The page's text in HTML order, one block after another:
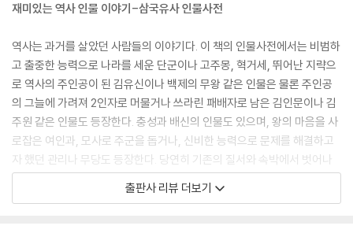
능력을 바탕으로 신성성과 정통성을 활용하여 국가를 세웠다.
--- p.19
삼국유사에 등장하는 인물 가운데는 뛰어난 지략을 가진 전략가적 인물들
이 있다. 이들은 자신들의 지략을 활용해 정권을 장악하기도 하고, 때로는
최고의 정치세력으로 등장하기도 한다. 한편으로는 국익을 위해 적국을 활
용하는 대범함을 보이기도 한다. 자신이 처한 어려운 상황을 극복하기 위
해 명운을 건 한판의 승부, 이것이 지략이다.
재미있는 역사 인물 이야기-삼국유사 인물사전
역사는 과거를 살았던 사람들의 이야기다. 이 책의 인물사전에서는 비범하
고 출중한 능력으로 나라를 세운 단군이나 고주몽, 혁거세, 뛰어난 지략으
로 역사의 주인공이 된 김유신이나 백제의 무왕 같은 인물은 물론 주인공
의 그늘에 가려져 2인자로 머물거나 쓰라린 패배자로 남은 김인문이나 김
주원 같은 인물도 등장한다. 충성과 배신의 인물도 있으며, 왕의 마음을 사
로잡은 여인과, 모사로 주군을 돕거나, 신비한 능력으로 문제를 해결하고
자 했던 관리나 무당도 등장한다. 당연히 기존의 질서와 속박에서 벗어나
새로운 세상을 꿈꾸었던 사람들도 이 사전의 한 면을 차지한다. 저자인 최
희수 교수는 역사 속 인물들을 단순히 소개하는 것을 넘어 그들이 처한 상
출판사 리뷰 더보기